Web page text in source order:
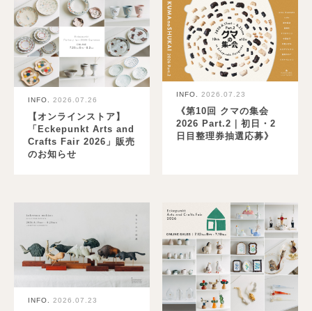
INFO. 2026.07.26
【オンラインストア】
「Eckepunkt Arts and
Crafts Fair 2026」販売
のお知らせ
INFO. 2026.07.23
《第10回 クマの集会
2026 Part.2｜初日・2
日目整理券抽選応募》
INFO. 2026.07.23